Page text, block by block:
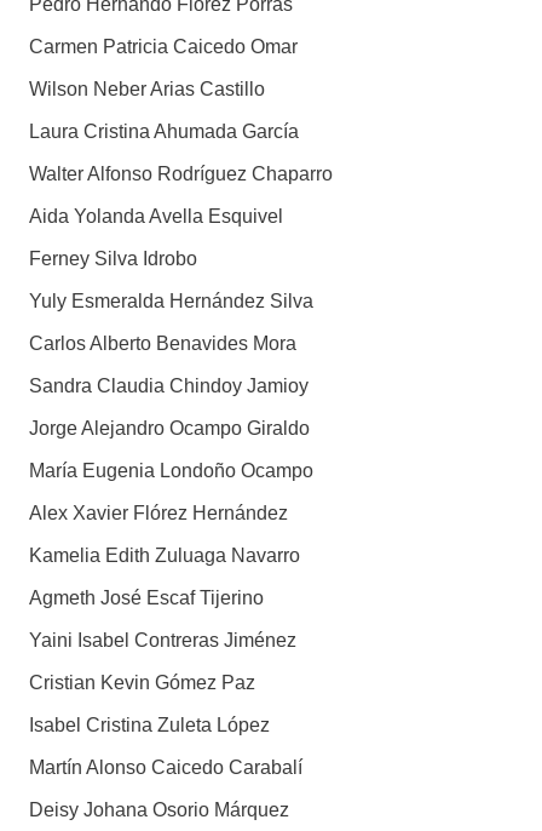
Pedro Hernando Flórez Porras
Carmen Patricia Caicedo Omar
Wilson Neber Arias Castillo
Laura Cristina Ahumada García
Walter Alfonso Rodríguez Chaparro
Aida Yolanda Avella Esquivel
Ferney Silva Idrobo
Yuly Esmeralda Hernández Silva
Carlos Alberto Benavides Mora
Sandra Claudia Chindoy Jamioy
Jorge Alejandro Ocampo Giraldo
María Eugenia Londoño Ocampo
Alex Xavier Flórez Hernández
Kamelia Edith Zuluaga Navarro
Agmeth José Escaf Tijerino
Yaini Isabel Contreras Jiménez
Cristian Kevin Gómez Paz
Isabel Cristina Zuleta López
Martín Alonso Caicedo Carabalí
Deisy Johana Osorio Márquez